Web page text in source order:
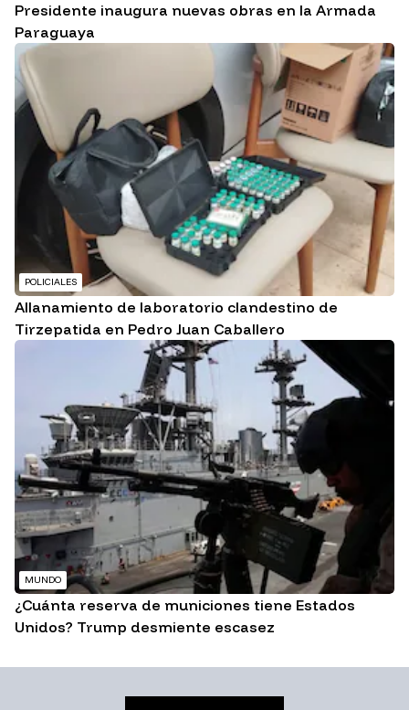
Presidente inaugura nuevas obras en la Armada
Paraguaya
POLICIALES
Allanamiento de laboratorio clandestino de
Tirzepatida en Pedro Juan Caballero
MUNDO
¿Cuánta reserva de municiones tiene Estados
Unidos? Trump desmiente escasez